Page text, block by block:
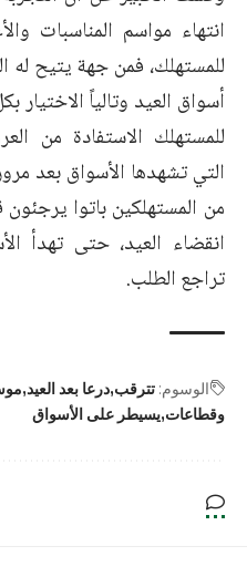
انتهاء مواسم المناسبات
للمستهلك، فمن جهة يتيح له
أسواق العيد وتالياً
للمستهلك الاستفادة من
التي تشهدها الأسواق بعد
من المستهلكين باتوا
انقضاء العيد، حتى تهدأ
تراجع الطلب.
الوسوم: تترقب درعا بعد العيد
وقطاعات يسيطر على الأسواق